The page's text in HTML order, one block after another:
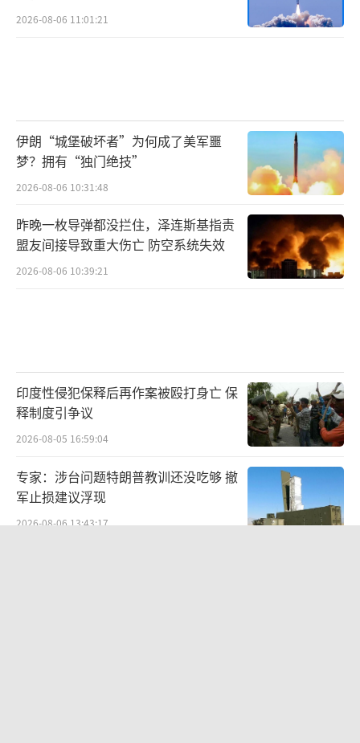
2026-08-06 11:01:21
伊朗“城堡破坏者”为何成了美军噩
梦？拥有“独门绝技”
2026-08-06 10:31:48
昨晚一枚导弹都没拦住，泽连斯基指责
盟友间接导致重大伤亡 防空系统失效
2026-08-06 10:39:21
印度性侵犯保释后再作案被殴打身亡 保
释制度引争议
2026-08-05 16:59:04
专家：涉台问题特朗普教训还没吃够 撤
军止损建议浮现
2026-08-06 13:43:17